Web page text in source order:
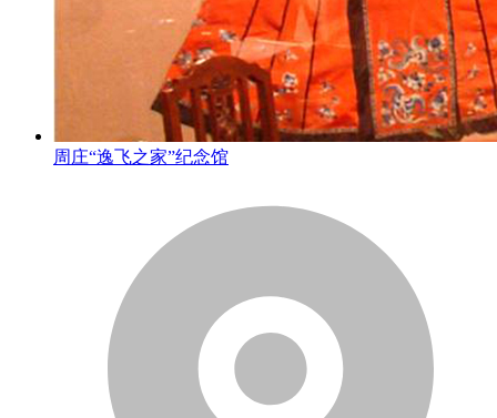
周庄“逸飞之家”纪念馆